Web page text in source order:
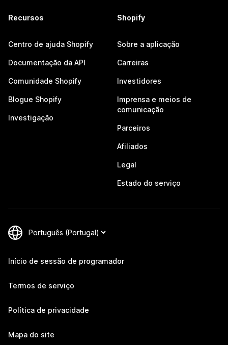
Recursos
Centro de ajuda Shopify
Documentação da API
Comunidade Shopify
Blogue Shopify
Investigação
Shopify
Sobre a aplicação
Carreiras
Investidores
Imprensa e meios de
comunicação
Parceiros
Afiliados
Legal
Estado do serviço
Início de sessão de programador
Termos de serviço
Política de privacidade
Mapa do site